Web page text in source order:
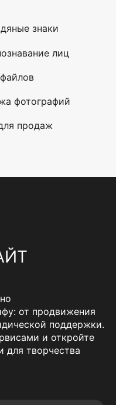
знаки
лиц
фотографий
продаж
от продвижения
поддержки.
и откройте
для творчества